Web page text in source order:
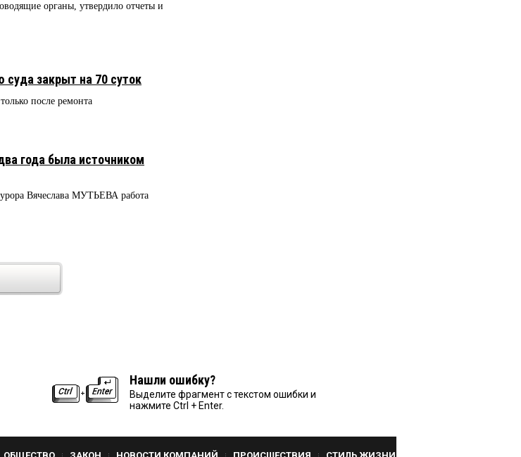
органы, утвердило отчеты и
закрыт на 70 суток
после ремонта
года была источником
Вячеслава МУТЬЕВА работа
Нашли ошибку?
Выделите фрагмент с текстом ошибки и
нажмите Ctrl + Enter.